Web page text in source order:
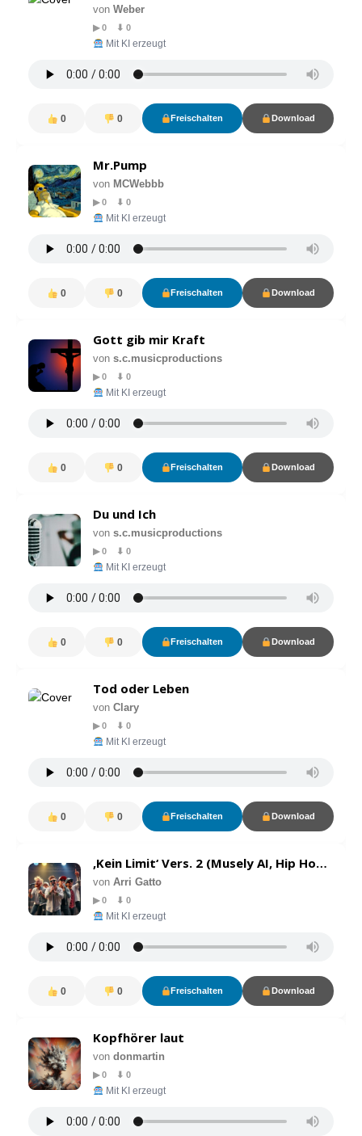
von Weber
▶ 0 ⬇ 0
Mit KI erzeugt
0 0 Freischalten Download
Mr.Pump
von MCWebbb
▶ 0 ⬇ 0
Mit KI erzeugt
0 0 Freischalten Download
Gott gib mir Kraft
von s.c.musicproductions
▶ 0 ⬇ 0
Mit KI erzeugt
0 0 Freischalten Download
Du und Ich
von s.c.musicproductions
▶ 0 ⬇ 0
Mit KI erzeugt
0 0 Freischalten Download
Tod oder Leben
von Clary
▶ 0 ⬇ 0
Mit KI erzeugt
0 0 Freischalten Download
‚Kein Limit‘ Vers. 2 (Musely AI, Hip Hop Song von Arri Gatto
von Arri Gatto
▶ 0 ⬇ 0
Mit KI erzeugt
0 0 Freischalten Download
Kopfhörer laut
von donmartin
▶ 0 ⬇ 0
Mit KI erzeugt